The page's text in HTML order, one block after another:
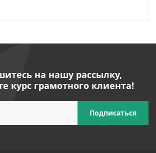
на нашу рассылку,
курс грамотного клиента!